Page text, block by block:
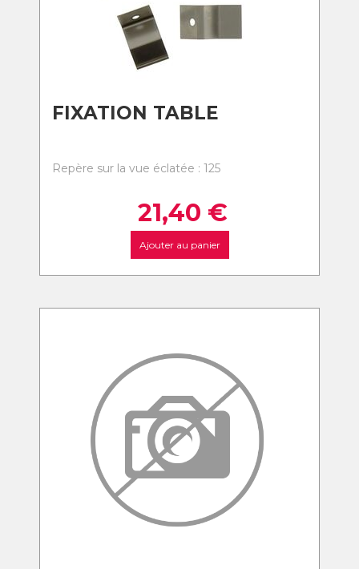
FIXATION TABLE
Repère sur la vue éclatée : 125
21,40 €
Ajouter au panier